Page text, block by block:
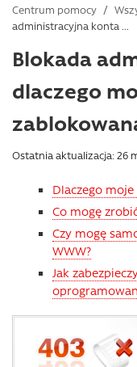
Centrum pomocy /
administracyjna konta ...
Blokada
dlaczego
Ostatnia aktualizacja: 26
Dlaczego
Co mogę
Czy mogę
WWW?
Jak